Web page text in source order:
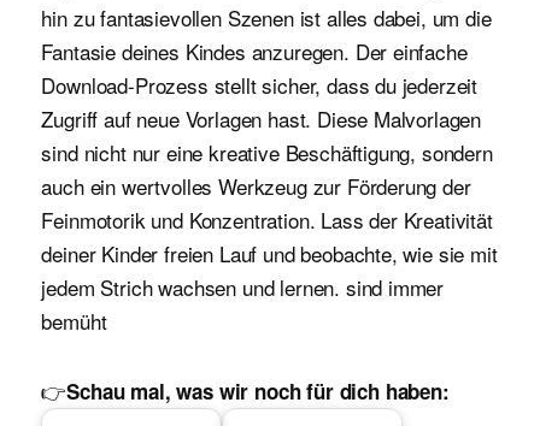
hin zu fantasievollen Szenen ist alles dabei, um die
Fantasie deines Kindes anzuregen. Der einfache
Download-Prozess stellt sicher, dass du jederzeit
Zugriff auf neue Vorlagen hast. Diese Malvorlagen
sind nicht nur eine kreative Beschäftigung, sondern
auch ein wertvolles Werkzeug zur Förderung der
Feinmotorik und Konzentration. Lass der Kreativität
deiner Kinder freien Lauf und beobachte, wie sie mit
jedem Strich wachsen und lernen. sind immer
bemüht
👉Schau mal, was wir noch für dich haben: